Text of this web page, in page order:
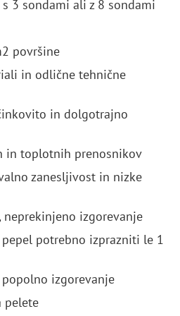
3 sondami ali z 8 sondami
površine
in odlične tehnične
in dolgotrajno
in toplotnih prenosnikov
zanesljivost in nizke
izgorevanje
potrebno izprazniti le 1
izgorevanje
pelete